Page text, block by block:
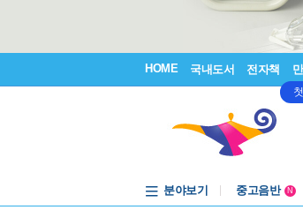
HOME 국내도서 전자책
분야보기
중고음반
N